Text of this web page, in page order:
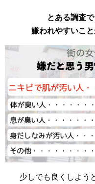
とある調査
嫌われやすいこ
少しでも良くしよう